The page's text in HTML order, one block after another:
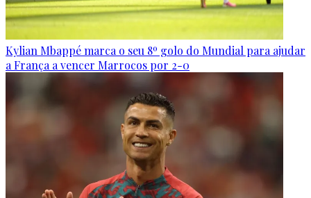
Kylian Mbappé marca o seu 8º golo do Mundial para ajudar
a França a vencer Marrocos por 2-0